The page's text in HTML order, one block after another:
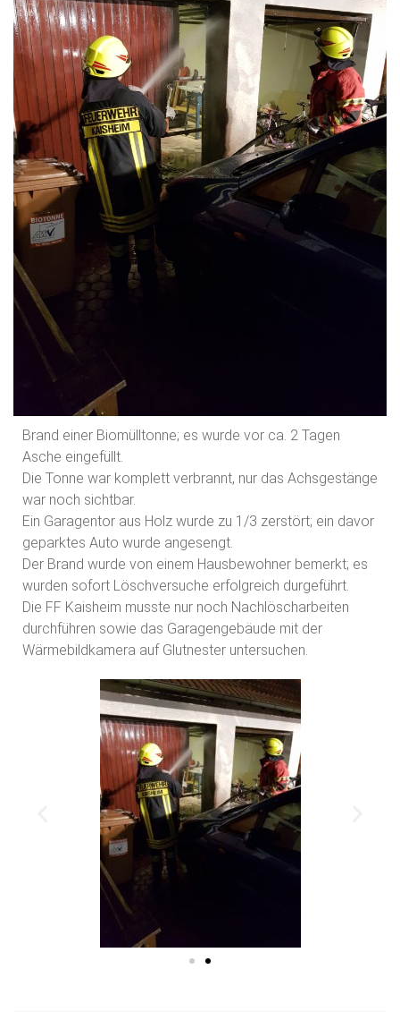
Brand einer Biomülltonne; es wurde vor ca. 2 Tagen
Asche eingefüllt.
Die Tonne war komplett verbrannt, nur das Achsgestänge
war noch sichtbar.
Ein Garagentor aus Holz wurde zu 1/3 zerstört; ein davor
geparktes Auto wurde angesengt.
Der Brand wurde von einem Hausbewohner bemerkt; es
wurden sofort Löschversuche erfolgreich durgeführt.
Die FF Kaisheim musste nur noch Nachlöscharbeiten
durchführen sowie das Garagengebäude mit der
Wärmebildkamera auf Glutnester untersuchen.